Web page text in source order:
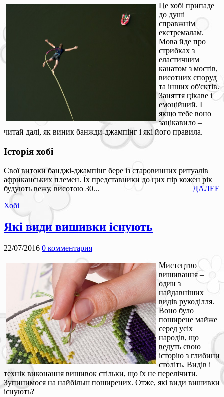
Це хобі припаде
до душі
справжнім
екстремалам.
Мова йде про
стрибках з
еластичним
канатом з мостів,
висотних споруд
та інших об'єктів.
Заняття цікаве і
емоційний. І
якщо тебе воно
зацікавило –
читай далі, як виник банжди-джампінг і які його правила.
Історія хобі
Свої витоки банджі-джампінг бере із старовинних ритуалів
африканських племен. Їх представники до цих пір кожен рік
будують вежу, висотою 30...
ДАЛЕЕ
Хобі
Які види вишивки існують
22/07/2016 0 комментария
Мистецтво
вишивання –
один з
найдавніших
видів рукоділля.
Воно було
поширене майже
серед усіх
народів, що
ведуть свою
історію з глибини
століть. Видів і
технік виконання вишивок стільки, що їх не перелічити.
Зупинимося на найбільш поширених. Отже, які види вишивки
існують?